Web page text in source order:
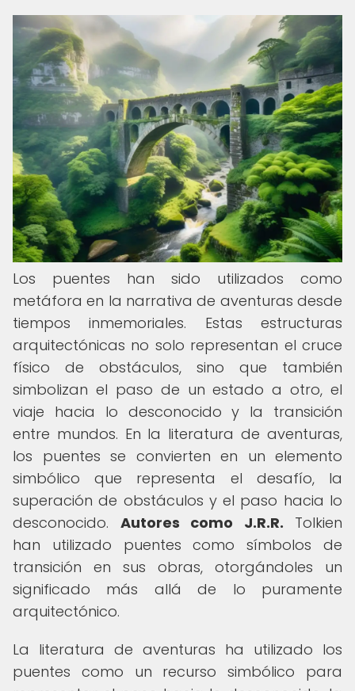
Los puentes han sido utilizados como
metáfora en la narrativa de aventuras desde
tiempos inmemoriales. Estas estructuras
arquitectónicas no solo representan el cruce
físico de obstáculos, sino que también
simbolizan el paso de un estado a otro, el
viaje hacia lo desconocido y la transición
entre mundos. En la literatura de aventuras,
los puentes se convierten en un elemento
simbólico que representa el desafío, la
superación de obstáculos y el paso hacia lo
desconocido. Autores como J.R.R. Tolkien
han utilizado puentes como símbolos de
transición en sus obras, otorgándoles un
significado más allá de lo puramente
arquitectónico.
La literatura de aventuras ha utilizado los
puentes como un recurso simbólico para